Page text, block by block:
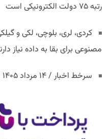
رتبه ۷۵ دولت الکترونیکی است
کردی، لری، بلوچی، لکی و
مصنوعی برای بقا به داده نیاز
سرخط اخبار / ۱۴ مرداد ۱۴۰۵